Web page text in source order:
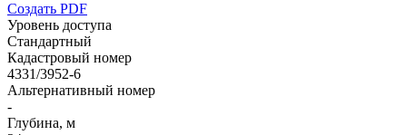
Создать PDF
Уровень доступа
Стандартный
Кадастровый номер
4331/3952-6
Альтернативный номер
-
Глубина, м